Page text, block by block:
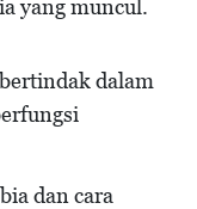
yang muncul.
dalam
dan cara